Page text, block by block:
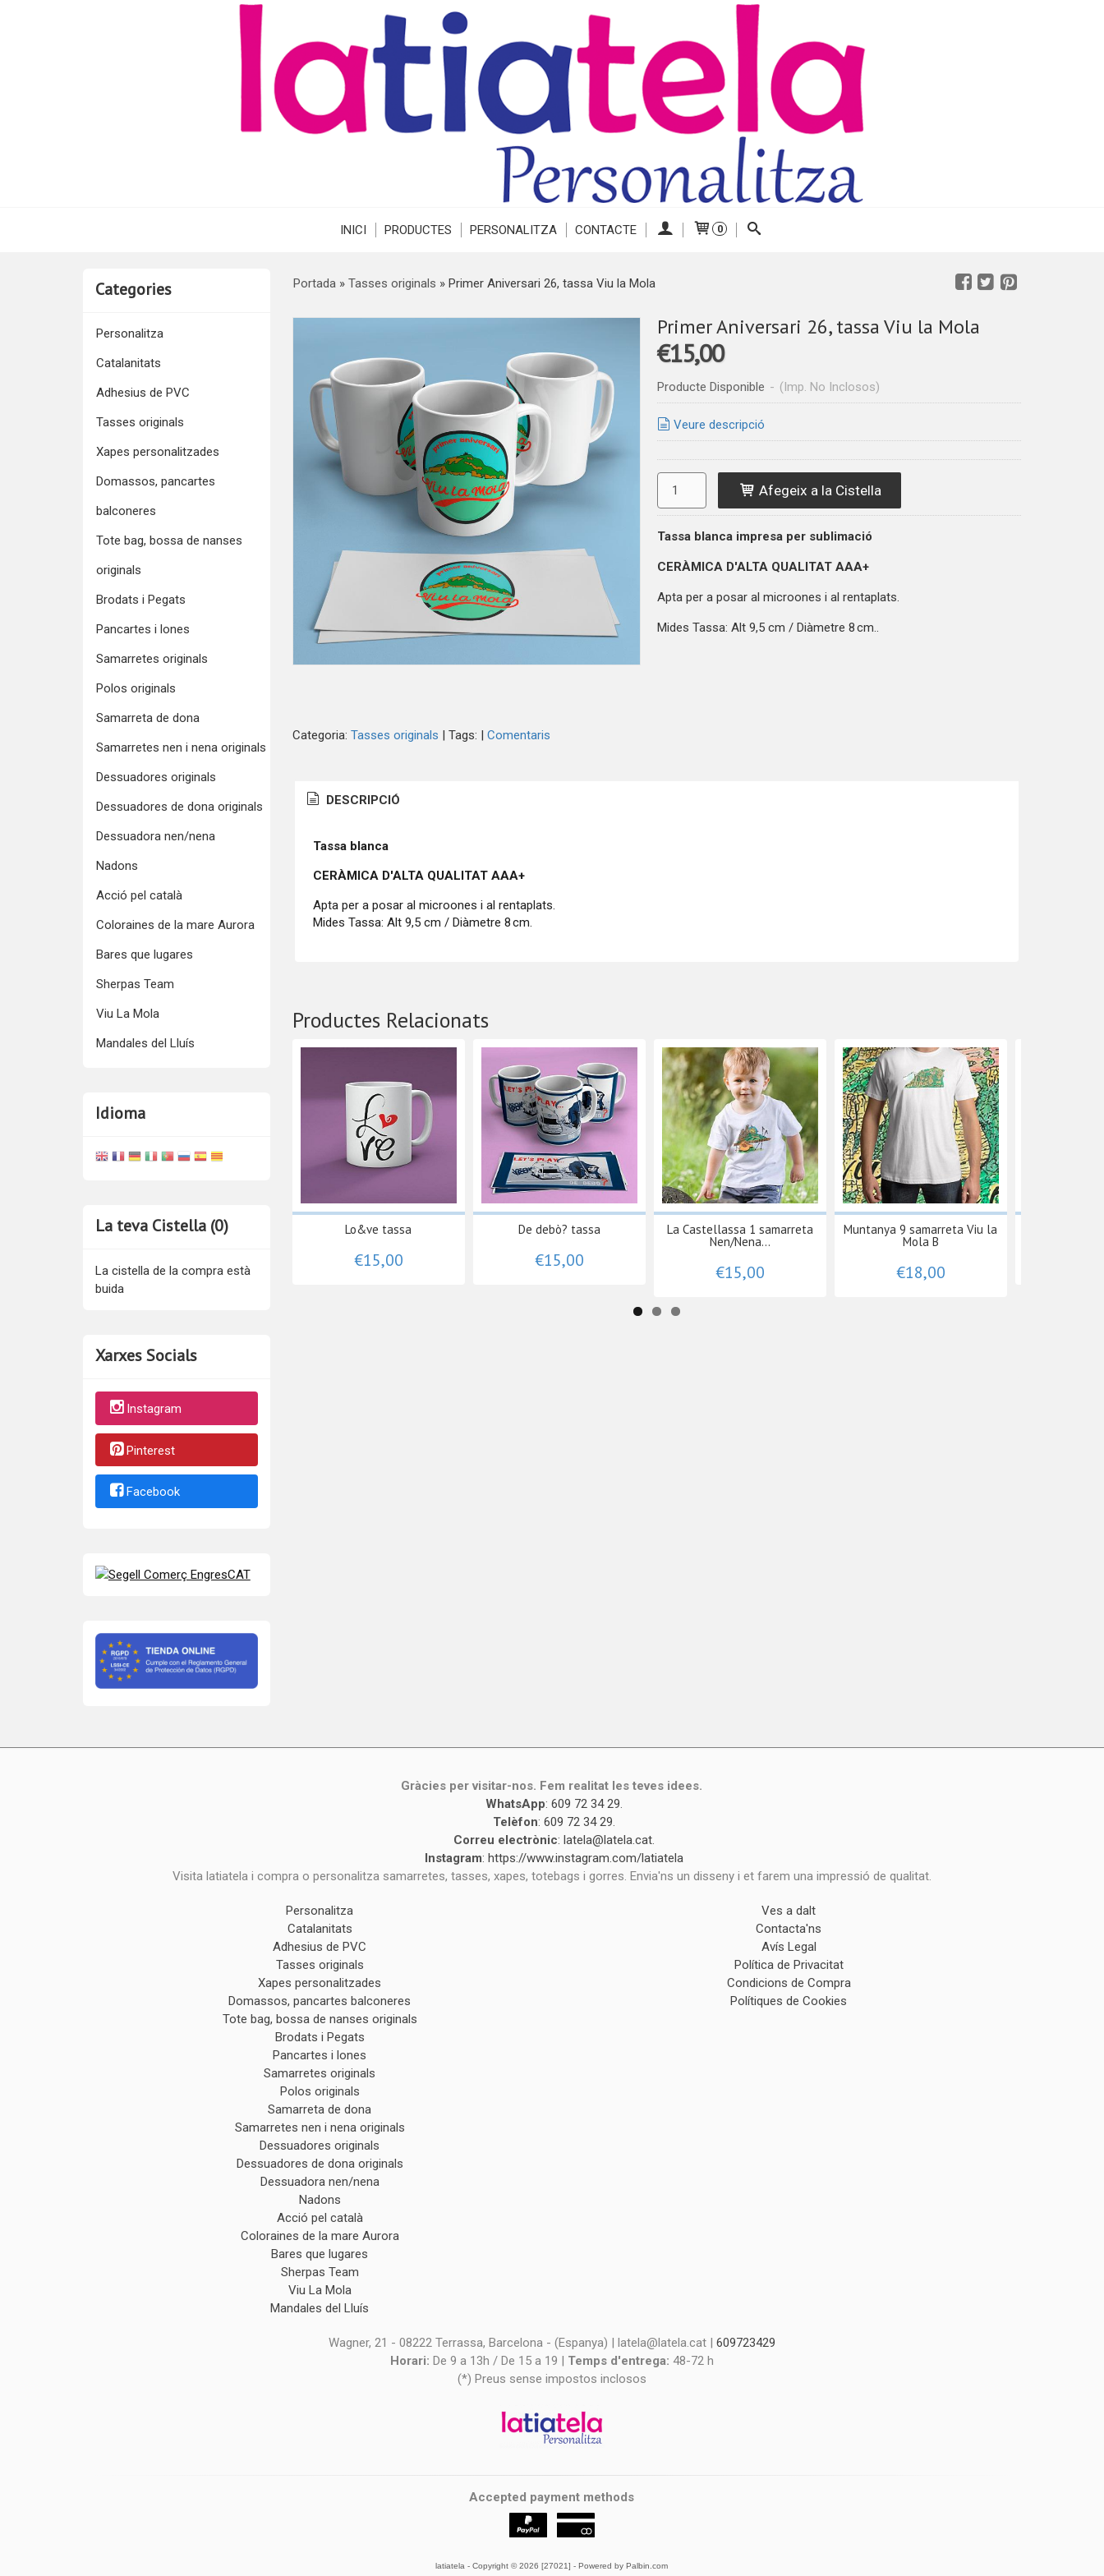
INICI PRODUCTES PERSONALITZA CONTACTE 0
Categories
Personalitza
Catalanitats
Adhesius de PVC
Tasses originals
Xapes personalitzades
Domassos, pancartes
balconeres
Tote bag, bossa de nanses
originals
Brodats i Pegats
Pancartes i lones
Samarretes originals
Polos originals
Samarreta de dona
Samarretes nen i nena originals
Dessuadores originals
Dessuadores de dona originals
Dessuadora nen/nena
Nadons
Acció pel català
Coloraines de la mare Aurora
Bares que lugares
Sherpas Team
Viu La Mola
Mandales del Lluís
Idioma
La teva Cistella (0)
La cistella de la compra està
buida
Xarxes Socials
Instagram
Pinterest
Facebook
Portada» Tasses originals » Primer Aniversari 26, tassa Viu la Mola
Primer Aniversari 26, tassa Viu la Mola
€15,00
Producte Disponible - (Imp. No Inclosos)
Veure descripció
Afegeix a la Cistella
Tassa blanca impresa per sublimació
CERÀMICA D'ALTA QUALITATAAA+
Apta per a posar al microones i al rentaplats.
Mides Tassa: Alt 9,5 cm / Diàmetre 8 cm..
Categoria: Tasses originals | Tags: | Comentaris
DESCRIPCIÓ
Tassa blanca
CERÀMICA D'ALTA QUALITAT AAA+
Apta per a posar al microones i al rentaplats.
Mides Tassa: Alt 9,5 cm / Diàmetre 8 cm.
Productes Relacionats
Lo&ve tassa
€15,00
De debò? tassa
€15,00
La Castellassa 1 samarreta
Nen/Nena...
€15,00
Muntanya 9 samarreta Viu la
Mola B
€18,00
Gràcies per visitar-nos. Fem realitat les teves idees.
WhatsApp:609 72 34 29.
Telèfon:609 72 34 29.
Correu electrònic:latela@latela.cat.
Instagram:https://www.instagram.com/latiatela
Visita latiatela i compra o personalitza samarretes, tasses, xapes, totebags i gorres. Envia'ns un disseny i et farem una impressió de qualitat.
Personalitza
Catalanitats
Adhesius de PVC
Tasses originals
Xapes personalitzades
Domassos, pancartes balconeres
Tote bag, bossa de nanses originals
Brodats i Pegats
Pancartes i lones
Samarretes originals
Polos originals
Samarreta de dona
Samarretes nen i nena originals
Dessuadores originals
Dessuadores de dona originals
Dessuadora nen/nena
Nadons
Acció pel català
Coloraines de la mare Aurora
Bares que lugares
Sherpas Team
Viu La Mola
Mandales del Lluís
Ves a dalt
Contacta'ns
Avís Legal
Política de Privacitat
Condicions de Compra
Polítiques de Cookies
Wagner, 21 - 08222 Terrassa, Barcelona - (Espanya) | latela@latela.cat | 609723429
Horari: De 9 a 13h / De 15 a 19 | Temps d'entrega: 48-72 h
(*) Preus sense impostos inclosos
Accepted payment methods
latiatela - Copyright © 2026 [27021] - Powered by Palbin.com